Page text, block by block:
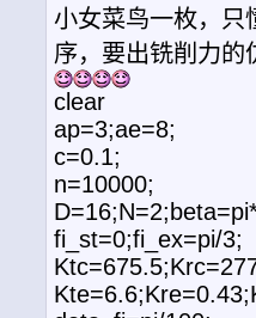
小女菜鸟一枚，只
序，要出铣削力的
clear
ap=3;ae=8;
c=0.1;
n=10000;
fi_st=0;fi_ex=pi/3;